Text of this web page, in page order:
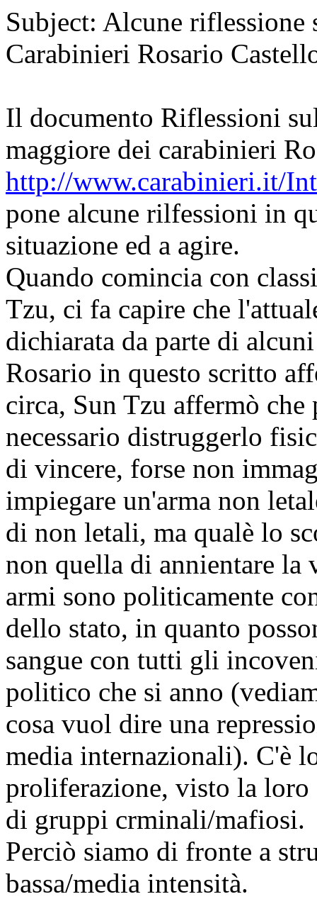
Subject: Alcune riflessione
Carabinieri Rosario
Il documento Riflessioni
maggiore dei carabinieri
http://www.carabinieri.it/
pone alcune rilfessioni in
situazione ed a agire.
Quando comincia con
Tzu, ci fa capire che
dichiarata da parte di
Rosario in questo scritto
circa, Sun Tzu affermò
necessario distruggerlo
di vincere, forse non
impiegare un'arma non
di non letali, ma qualè lo
non quella di annientare la
armi sono politicamente
dello stato, in quanto
sangue con tutti gli
politico che si anno
cosa vuol dire una
media internazionali). C'è
proliferazione, visto la loro
di gruppi crminali/mafiosi.
Perciò siamo di fronte a
bassa/media intensità.